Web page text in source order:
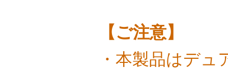
【ご注意】
・本製品はデ